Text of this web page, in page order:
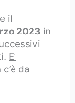
il
2023 in
E’
da